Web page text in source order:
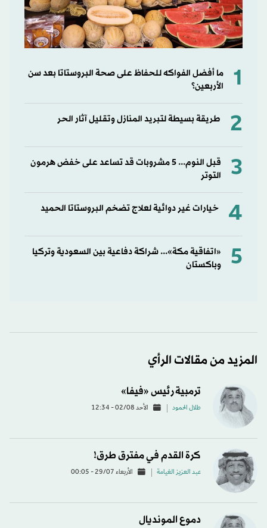
1
ما أفضل الفواكه للحفاظ على صحة البروستاتا بعد سن
الأربعين؟
2 طريقة بسيطة لتبريد المنازل وتقليل آثار الحر
3
قبل النوم... 5 مشروبات قد تساعد على خفض هرمون
التوتر
4 خيارات غير دوائية لعلاج تضخم البروستاتا الحميد
5
«اتفاقية مكة»... شراكة دفاعية بين السعودية وتركيا
وباكستان
المزيد من مقالات الرأي
ترمبية رئيس «فيفا»
طلال الحمود الأحد 02/08 - 12:34
كرة القدم في مفترق طرق!
عبد العزيز الغيامة الأربعاء 29/07 - 00:05
دموع المونديال